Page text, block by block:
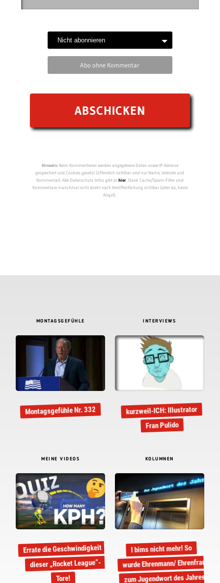
Abo ohne Kommentar
Hinweis:Beim Kommentieren werden angegebene Daten sowie IP-Adresse
gespeichert und Cookies gesetzt (öffentlich sichtbar sind nur Name, Website und
Kommentar). Alle Datenschutz-Infos gibt eshier. Dank Cache/Spam-Filter sind
Kommentare manchmal nicht direkt nach Veröffentlichung sichtbar (aber da, keine
Angst).
MONTAGSGEFÜHLE
Montagsgefühle Nr. 332
INTERVIEWS
kurzweil-ICH: Illustrator
Fran Pulido
MEINE VIDEOS
Errate die Geschwindigkeit
dieser „Rocket League“-
Tore!
KOLUMNEN
I bims nicht mehr! So
wurde Ehrenmann/ Ehrenfrau
zum Jugendwort des Jahres